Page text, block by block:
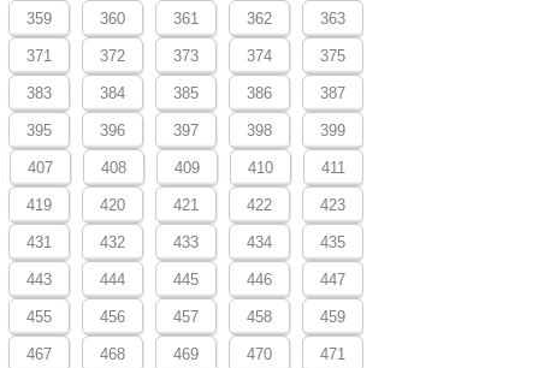
359 360 361 362 363
371 372 373 374 375
383 384 385 386 387
395 396 397 398 399
407 408 409 410 411
419 420 421 422 423
431 432 433 434 435
443 444 445 446 447
455 456 457 458 459
467 468 469 470 471